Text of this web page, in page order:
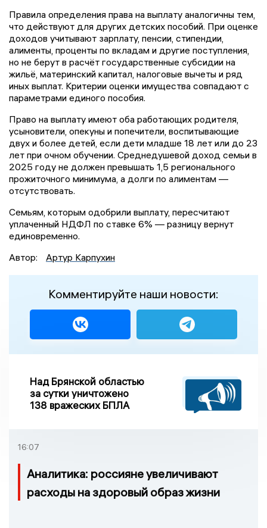
Правила определения права на выплату аналогичны тем,
что действуют для других детских пособий. При оценке
доходов учитывают зарплату, пенсии, стипендии,
алименты, проценты по вкладам и другие поступления,
но не берут в расчёт государственные субсидии на
жильё, материнский капитал, налоговые вычеты и ряд
иных выплат. Критерии оценки имущества совпадают с
параметрами единого пособия.
Право на выплату имеют оба работающих родителя,
усыновители, опекуны и попечители, воспитывающие
двух и более детей, если дети младше 18 лет или до 23
лет при очном обучении. Среднедушевой доход семьи в
2025 году не должен превышать 1,5 регионального
прожиточного минимума, а долги по алиментам —
отсутствовать.
Семьям, которым одобрили выплату, пересчитают
уплаченный НДФЛ по ставке 6% — разницу вернут
единовременно.
Автор:
Артур Карпухин
Комментируйте наши новости:
Над Брянской областью
за сутки уничтожено
138 вражеских БПЛА
16:07
Аналитика: россияне увеличивают
расходы на здоровый образ жизни